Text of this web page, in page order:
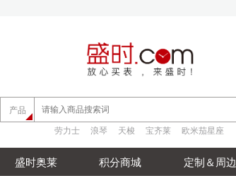
产品
劳力士
浪琴
劳力士
浪琴 天梭 宝齐莱 欧米茄星座
盛时奥莱 积分商城 定制＆周边